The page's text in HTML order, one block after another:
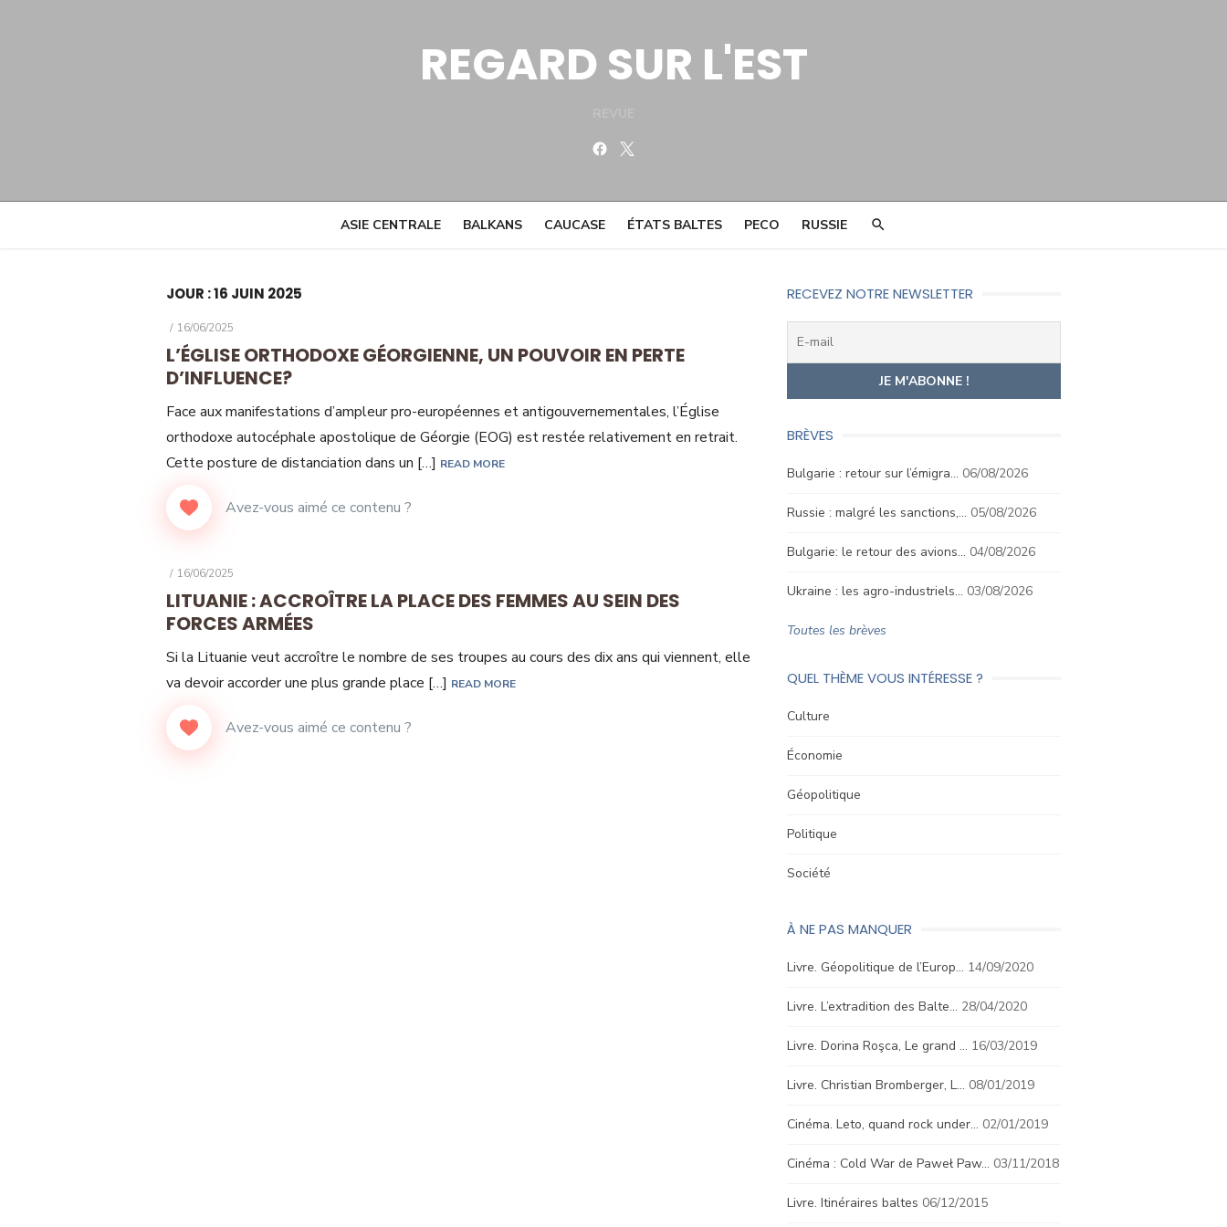
REGARD SUR L'EST
Facebook
ASIE CENTRALE BALKANS CAUCASE ÉTATS BALTES PECO RUSSIE
JOUR :16 JUIN 2025
POSTED
ON
16/06/2025
L’ÉGLISE ORTHODOXE GÉORGIENNE, UN POUVOIR EN PERTE
D’INFLUENCE?
Face aux manifestations d’ampleur pro-européennes et antigouvernementales, l’Église
orthodoxe autocéphale apostolique de Géorgie (EOG) est restée relativement en retrait.
Cette posture de distanciation dans un […] READ MORE
POSTED
16/06/2025
LITUANIE : ACCROÎTRE LA PLACE DES FEMMES AU SEIN DES
FORCES ARMÉES
Si la Lituanie veut accroître le nombre de ses troupes au cours des dix ans qui viennent, elle
va devoir accorder une plus grande place […] READ MORE
RECEVEZ NOTRE NEWSLETTER
BRÈVES
Bulgarie : retour sur l’émigra… 06/08/2026
Russie : malgré les sanctions,… 05/08/2026
Bulgarie: le retour des avions… 04/08/2026
Ukraine : les agro-industriels… 03/08/2026
Toutes les brèves
QUEL THÈME VOUS INTÉRESSE ?
Culture
Économie
Géopolitique
Politique
Société
À NE PAS MANQUER
Livre. Géopolitique de l’Europ… 14/09/2020
Livre. L’extradition des Balte… 28/04/2020
Livre. Dorina Roşca, Le grand … 16/03/2019
Livre. Christian Bromberger, L… 08/01/2019
Cinéma. Leto, quand rock under… 02/01/2019
Cinéma : Cold War de Paweł Paw… 03/11/2018
Livre. Itinéraires baltes 06/12/2015